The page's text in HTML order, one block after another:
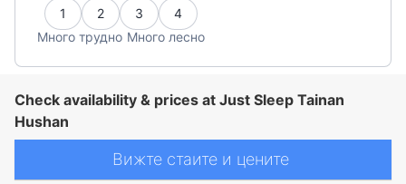
1 2 3
4
Много трудно Много лесно
Check availability & prices at Just Sleep Tainan
Hushan
Вижте стаите и цените